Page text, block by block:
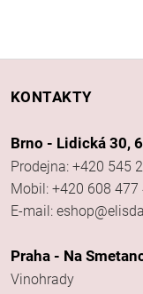
KONTAKTY
Brno - Lidická 30,
Prodejna: +420 545
Mobil: +420 608 477
E-mail:
Praha - Na
Vinohrady